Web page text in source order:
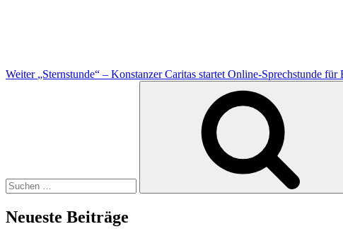
Weiter „Sternstunde“ – Konstanzer Caritas startet Online-Sprechstunde für
Neueste Beiträge